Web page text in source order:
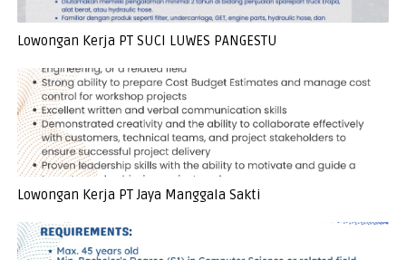
Lowongan Kerja PT SUCI LUWES PANGESTU
Lowongan Kerja PT Jaya Manggala Sakti